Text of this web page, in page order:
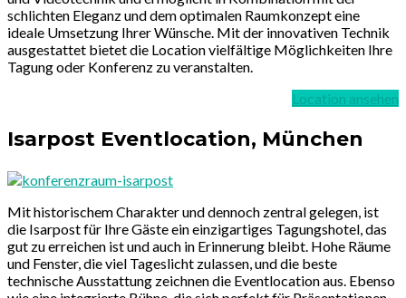
schlichten Eleganz und dem optimalen Raumkonzept eine
ideale Umsetzung Ihrer Wünsche. Mit der innovativen Technik
ausgestattet bietet die Location vielfältige Möglichkeiten Ihre
Tagung oder Konferenz zu veranstalten.
Location ansehen
Isarpost Eventlocation, München
Mit historischem Charakter und dennoch zentral gelegen, ist
die Isarpost für Ihre Gäste ein einzigartiges Tagungshotel, das
gut zu erreichen ist und auch in Erinnerung bleibt. Hohe Räume
und Fenster, die viel Tageslicht zulassen, und die beste
technische Ausstattung zeichnen die Eventlocation aus. Ebenso